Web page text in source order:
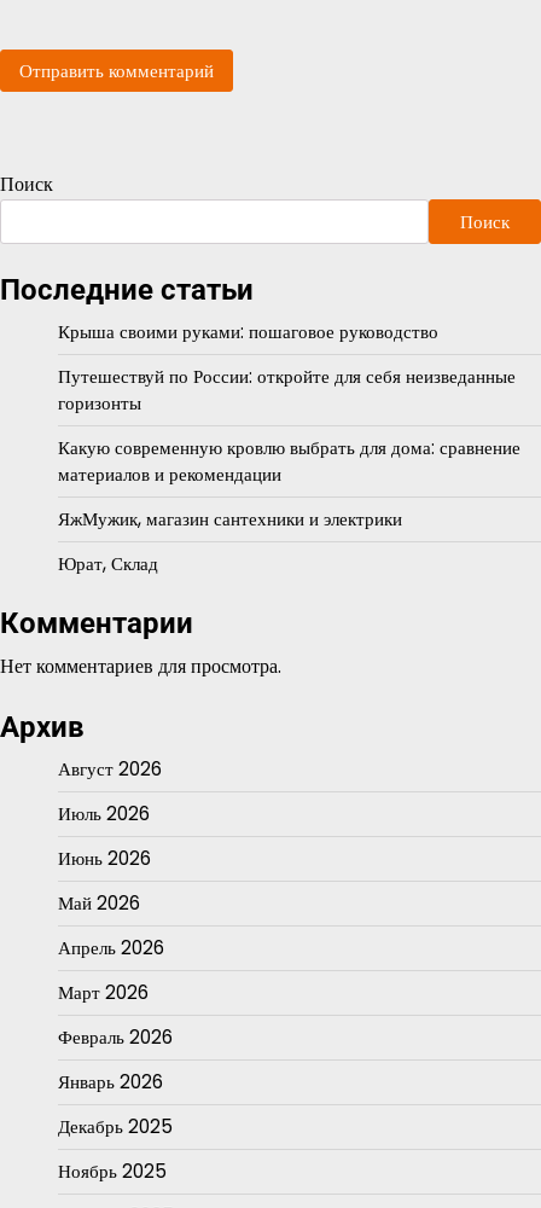
Поиск
Поиск
Последние статьи
Крыша своими руками: пошаговое руководство
Путешествуй по России: откройте для себя неизведанные
горизонты
Какую современную кровлю выбрать для дома: сравнение
материалов и рекомендации
ЯжМужик, магазин сантехники и электрики
Юрат, Склад
Комментарии
Нет комментариев для просмотра.
Архив
Август 2026
Июль 2026
Июнь 2026
Май 2026
Апрель 2026
Март 2026
Февраль 2026
Январь 2026
Декабрь 2025
Ноябрь 2025